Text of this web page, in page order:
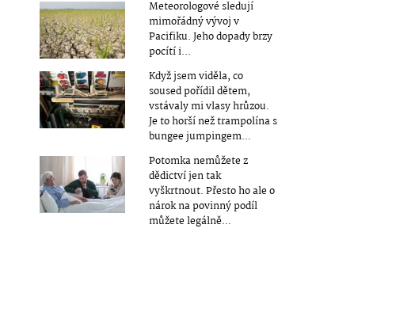
Meteorologové sledují
mimořádný vývoj v
Pacifiku. Jeho dopady brzy
pocítí i...
Když jsem viděla, co
soused pořídil dětem,
vstávaly mi vlasy hrůzou.
Je to horší než trampolína s
bungee jumpingem...
Potomka nemůžete z
dědictví jen tak
vyškrtnout. Přesto ho ale o
nárok na povinný podíl
můžete legálně...